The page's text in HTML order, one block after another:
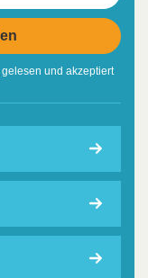
gelesen und akzeptiert